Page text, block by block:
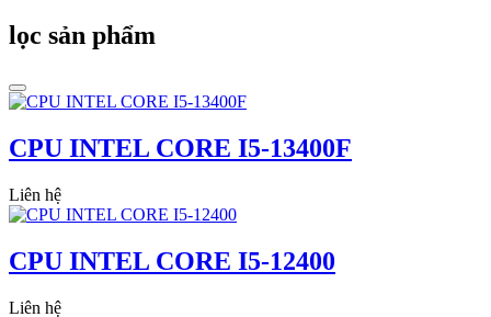
lọc sản phẩm
CPU INTEL CORE I5-13400F
Liên hệ
CPU INTEL CORE I5-12400
Liên hệ